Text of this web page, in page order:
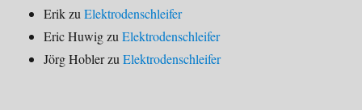
ErikzuElektrodenschleifer
Eric HuwigzuElektrodenschleifer
Jörg HoblerzuElektrodenschleifer